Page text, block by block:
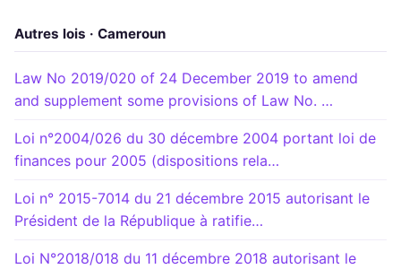
Autres lois · Cameroun
Law No 2019/020 of 24 December 2019 to amend
and supplement some provisions of Law No. …
Loi n°2004/026 du 30 décembre 2004 portant loi de
finances pour 2005 (dispositions rela…
Loi n° 2015-7014 du 21 décembre 2015 autorisant le
Président de la République à ratifie…
Loi N°2018/018 du 11 décembre 2018 autorisant le